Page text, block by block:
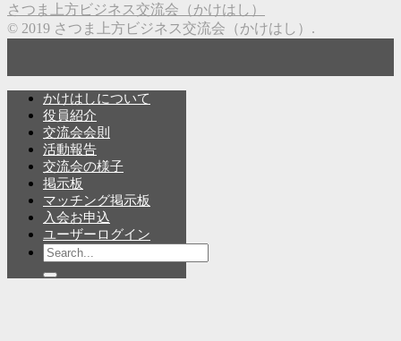
さつま上方ビジネス交流会（かけはし）
© 2019 さつま上方ビジネス交流会（かけはし）.
かけはしについて
役員紹介
交流会会則
活動報告
交流会の様子
掲示板
マッチング掲示板
入会お申込
ユーザーログイン